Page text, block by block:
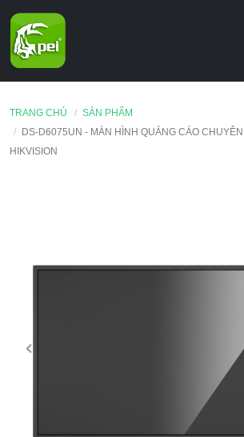
TRANG CHỦ
SẢN PHẨM
DS-D6075UN - MÀN HÌNH QUẢNG CÁO
HIKVISION